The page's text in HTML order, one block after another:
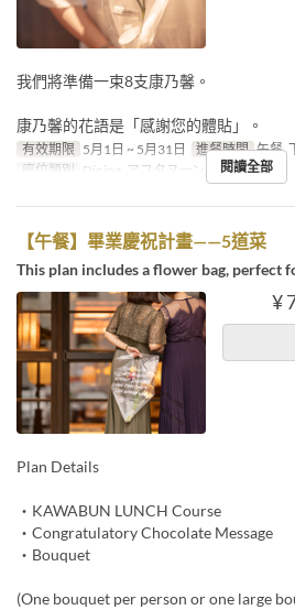
我們將準備一束8支康乃馨。
康乃馨的花語是「感謝您的體貼」。
有效期限 5月1日 ~ 5月31日 進餐時間 午餐,
座位類別 Dining, アフタヌーンティー/バー
閱讀全部
【午餐】畢業慶祝計畫——5道菜
This plan includes a flower bag, perfect
¥
Plan Details
・KAWABUN LUNCH Course
・Congratulatory Chocolate Message
・Bouquet
(One bouquet per person or one large